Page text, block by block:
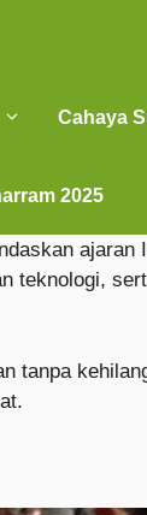
Cahaya
2025
tanpa